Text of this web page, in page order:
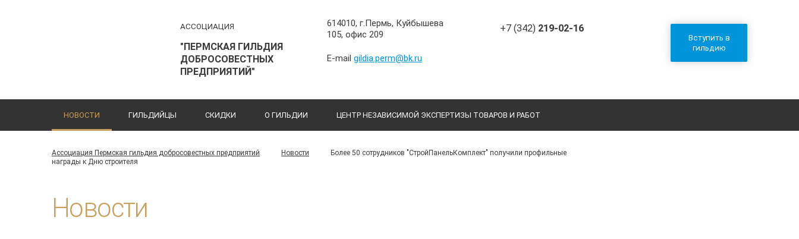
АССОЦИАЦИЯ
"ПЕРМСКАЯ ГИЛЬДИЯ
ДОБРОСОВЕСТНЫХ
ПРЕДПРИЯТИЙ"
Вступить в
гильдию
614010, г.Пермь, Куйбышева
105, офис 209
+7 (342) 219-02-16
E-mail gildia.perm@bk.ru
НОВОСТИ ГИЛЬДИЙЦЫ СКИДКИ О ГИЛЬДИИ ЦЕНТР НЕЗАВИСИМОЙ ЭКСПЕРТИЗЫ ТОВАРОВ И РАБОТ
Ассоциация Пермская гильдия добросовестных предприятий Новости
Более 50 сотрудников "СтройПанельКомплект" получили профильные
награды к Дню строителя
Новости